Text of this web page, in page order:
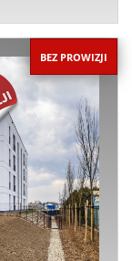
BEZ PROWIZJI